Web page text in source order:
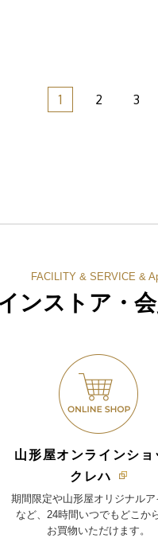
1 2 3
FACILITY & SERVICE &
ンストア・
山形屋オンラインショ
クレハ
期間限定や山形屋オリジナルア
など、24時間いつでもどこか
お買物いただけます。